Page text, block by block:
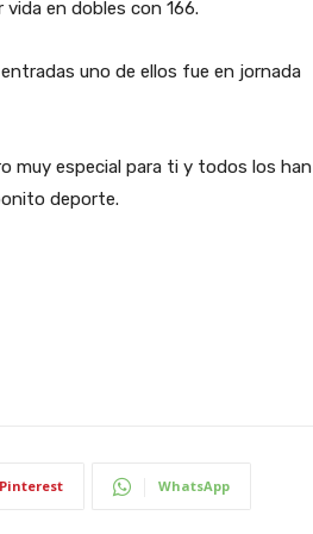
en dobles con 166.
uno de ellos fue en jornada
muy especial para ti y todos los han
deporte.
Pinterest WhatsApp